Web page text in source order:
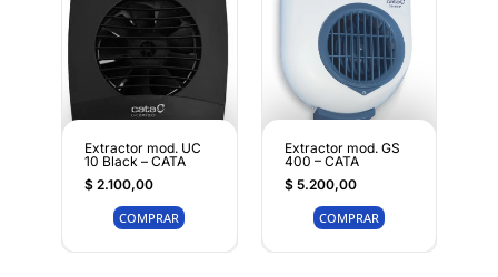
Extractor mod. UC
10 Black – CATA
$2.100,00
COMPRAR
Extractor mod. GS
400 – CATA
$5.200,00
COMPRAR